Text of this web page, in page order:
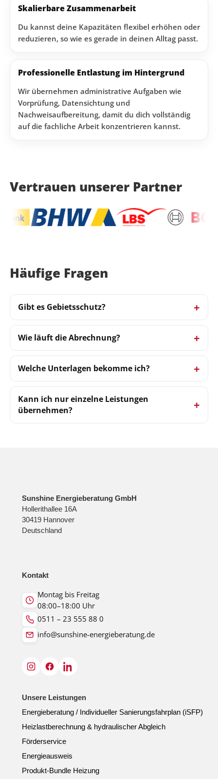
Skalierbare Zusammenarbeit
Du kannst deine Kapazitäten flexibel erhöhen oder
reduzieren, so wie es gerade in deinen Alltag passt.
Professionelle Entlastung im Hintergrund
Wir übernehmen administrative Aufgaben wie
Vorprüfung, Datensichtung und
Nachweisaufbereitung, damit du dich vollständig
auf die fachliche Arbeit konzentrieren kannst.
Vertrauen unserer Partner
Häufige Fragen
Gibt es Gebietsschutz?
Wie läuft die Abrechnung?
Welche Unterlagen bekomme ich?
Kann ich nur einzelne Leistungen
übernehmen?
Sunshine Energieberatung GmbH
Hollerithallee 16A
30419 Hannover
Deutschland
Kontakt
Montag bis Freitag
08:00–18:00 Uhr
0511 – 23 555 88 0
info@sunshine-energieberatung.de
Unsere Leistungen
Energieberatung / Individueller Sanierungsfahrplan (iSFP)
Heizlastberechnung & hydraulischer Abgleich
Förderservice
Energieausweis
Produkt-Bundle Heizung